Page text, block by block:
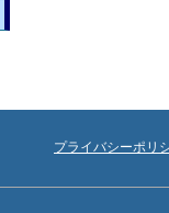
プライバシーポリ